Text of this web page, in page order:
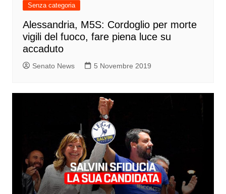
Senza categoria
Alessandria, M5S: Cordoglio per morte
vigili del fuoco, fare piena luce su
accaduto
Senato News 5 Novembre 2019